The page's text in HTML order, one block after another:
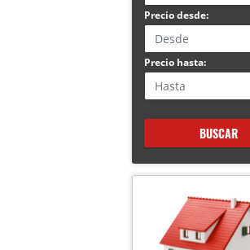
Precio desde:
Precio hasta:
BUSCAR